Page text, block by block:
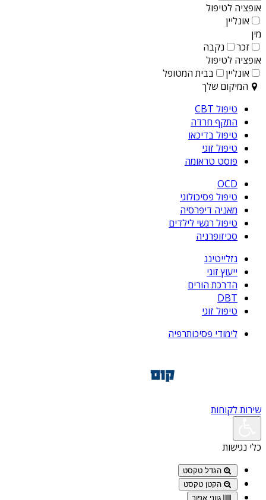
אופציה לטיפול
אונליין
מין
זכר
נקבה
אופציה לטיפול
אונליין
בבית המטופל
המיקום שלך
טיפול CBT
התקף חרדה
טיפול בדיכאו
טיפול זוגי
פוסט טראומה
OCD
טיפול פסיכולוגי
מאניה דיפרסיה
טיפול רגשי לילדים
סכיזופרניה
גזלייטינג
ייעוץ זוגי
הדרכת הורים
DBT
טיפול זוגי
לימודי פסיכותרפיה
שירות לקוחות
כלי נגישות
הגדל טקסט
הקטן טקסט
גווני אפור